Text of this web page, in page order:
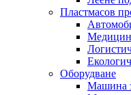
Пластмасов
Оборудване
Машина